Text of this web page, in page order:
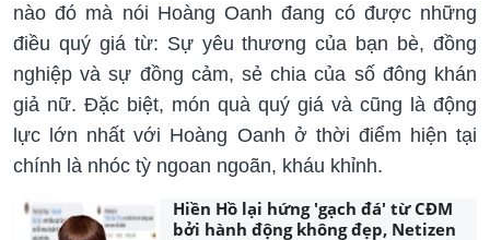
nào đó mà nói Hoàng Oanh đang có được những
điều quý giá từ: Sự yêu thương của bạn bè, đồng
nghiệp và sự đồng cảm, sẻ chia của số đông khán
giả nữ. Đặc biệt, món quà quý giá và cũng là động
lực lớn nhất với Hoàng Oanh ở thời điểm hiện tại
chính là nhóc tỳ ngoan ngoãn, kháu khỉnh.
Hiền Hồ lại hứng 'gạch đá' từ CĐM
bởi hành động không đẹp, Netizen